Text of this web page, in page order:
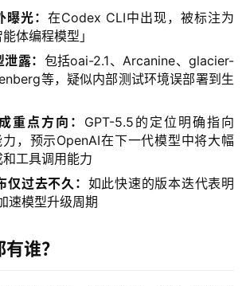
光： 在Codex CLI中出现，被标注为
体编程模型」
露： 包括oai-2.1、Arcanine、glacier-
等，疑似内部测试环境误部署到生
重点方向： GPT-5.5的定位明确指向
，预示OpenAI在下一代模型中将大幅
工具调用能力
过去不久： 如此快速的版本迭代表明
速模型升级周期
谁？